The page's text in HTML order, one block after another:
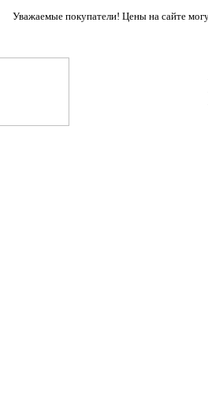
Уважаемые покупатели! Цены на сайте